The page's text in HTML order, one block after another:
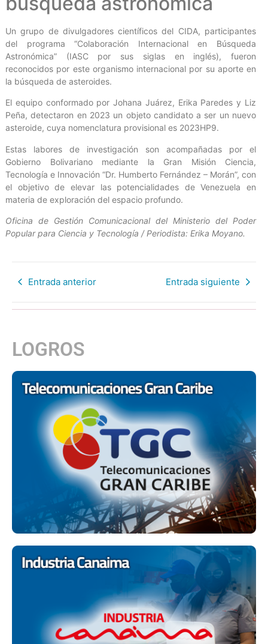
Un grupo de divulgadores científicos del CIDA, participantes
del programa “Colaboración Internacional en Búsqueda
Astronómica” (IASC por sus siglas en inglés), fueron
reconocidos por este organismo internacional por su aporte en
la búsqueda de asteroides.
El equipo conformado por Johana Juárez, Erika Paredes y Liz
Peña, detectaron en 2023 un objeto candidato a ser un nuevo
asteroide, cuya nomenclatura provisional es 2023HP9.
Estas labores de investigación son acompañadas por el
Gobierno Bolivariano mediante la Gran Misión Ciencia,
Tecnología e Innovación “Dr. Humberto Fernández – Morán”, con
el objetivo de elevar las potencialidades de Venezuela en
materia de exploración del espacio profundo.
Oficina de Gestión Comunicacional del Ministerio del Poder
Popular para Ciencia y Tecnología / Periodista: Erika Moyano.
Entrada anterior Entrada siguiente
LOGROS